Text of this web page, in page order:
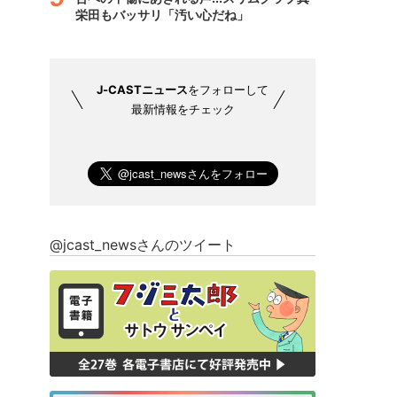
栄田もバッサリ「汚い心だね」
J-CASTニュースをフォローして
最新情報をチェック
@jcast_newsさんのツイート